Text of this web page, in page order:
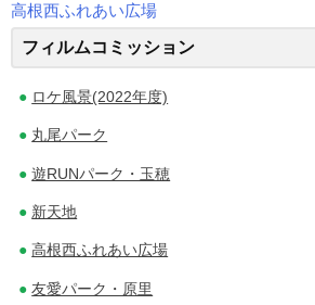
投
稿
高根西ふれあい広場
フィルムコミッション
ロケ風景(2022年度)
丸尾パーク
遊RUNパーク・玉穂
新天地
高根西ふれあい広場
友愛パーク・原里